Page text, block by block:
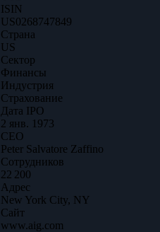
ISIN
US0268747849
Страна
US
Сектор
Финансы
Индустрия
Страхование
Дата IPO
2 янв. 1973
CEO
Peter Salvatore Zaffino
Сотрудников
22 200
Адрес
New York City, NY
Сайт
www.aig.com